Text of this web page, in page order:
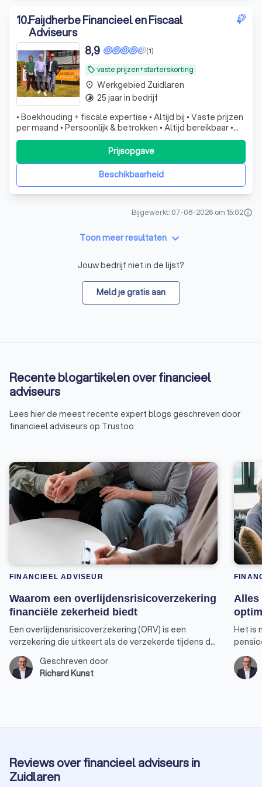
10.Faijdherbe Financieel en Fiscaal
Adviseurs
local_offer vaste prijzen+starterskorting
(1)
8,9
• Boekhouding + fiscale expertise • Altijd bij • Vaste prijzen
per maand • Persoonlijk & betrokken • Altijd bereikbaar •
Kosteloze & zorgeloze overstapservice • Continuïteit
geborgd door team van 3
Beschikbaarheid
Prijsopgave
place Werkgebied Zuidlaren
timelapse 25 jaar in bedrijf
Bijgewerkt: 07-08-2026 om 15:02info
Toon meer resultaten keyboard_arrow_down
Jouw bedrijf niet in de lijst?
Meld je gratis aan
Recente blogartikelen over financieel
adviseurs
Lees hier de meest recente expert blogs geschreven door
financieel adviseurs op Trustoo
FINANCIEEL ADVISEUR
Waarom een overlijdensrisicoverzekering
financiële zekerheid biedt
Een overlijdensrisicoverzekering (ORV) is een
verzekering die uitkeert als de verzekerde tijdens de
looptijd van de verzekering overlijdt. Dit type
verzekering biedt financiële zekerheid aan de
nabestaanden van de verzekerde, zoals partner,
Geschreven door
Richard Kunst
Alles
Het is
Reviews over financieel adviseurs in
Zuidlaren